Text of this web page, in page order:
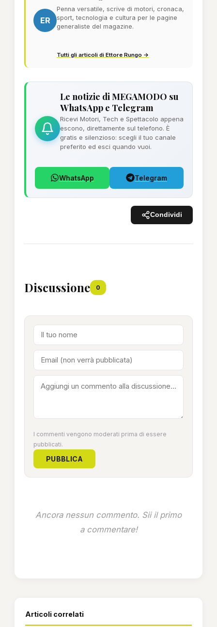
ER
Penna versatile, scrive di motori, cronaca,
sport, tecnologia e cultura per le pagine
generaliste del magazine.
Tutti gli articoli di Ettore Rungo →
Le notizie di MEGAMODO su
WhatsApp e Telegram
Ricevi Motori, Tech e Spettacolo appena
escono, direttamente sul telefono. È
gratis e silenzioso: scegli il tuo canale
preferito ed esci quando vuoi.
WhatsApp Telegram
Condividi
Discussione 0
I commenti vengono moderati prima di essere
pubblicati.
PUBBLICA
Ancora nessun commento. Sii il primo
a commentare!
Articoli correlati